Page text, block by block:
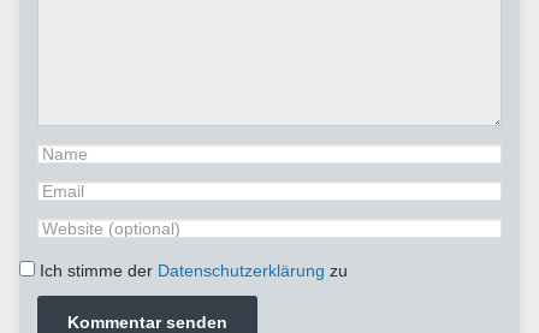
Ich stimme der Datenschutzerklärung zu